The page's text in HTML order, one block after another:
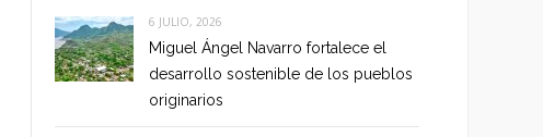
6 JULIO, 2026
Miguel Ángel Navarro fortalece el
desarrollo sostenible de los pueblos
originarios